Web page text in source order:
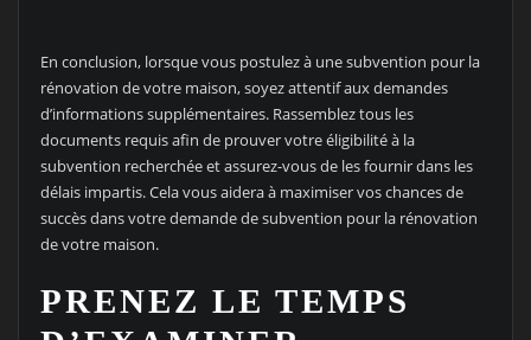
En conclusion, lorsque vous postulez à une subvention pour la
rénovation de votre maison, soyez attentif aux demandes
d’informations supplémentaires. Rassemblez tous les
documents requis afin de prouver votre éligibilité à la
subvention recherchée et assurez-vous de les fournir dans les
délais impartis. Cela vous aidera à maximiser vos chances de
succès dans votre demande de subvention pour la rénovation
de votre maison.
PRENEZ LE TEMPS